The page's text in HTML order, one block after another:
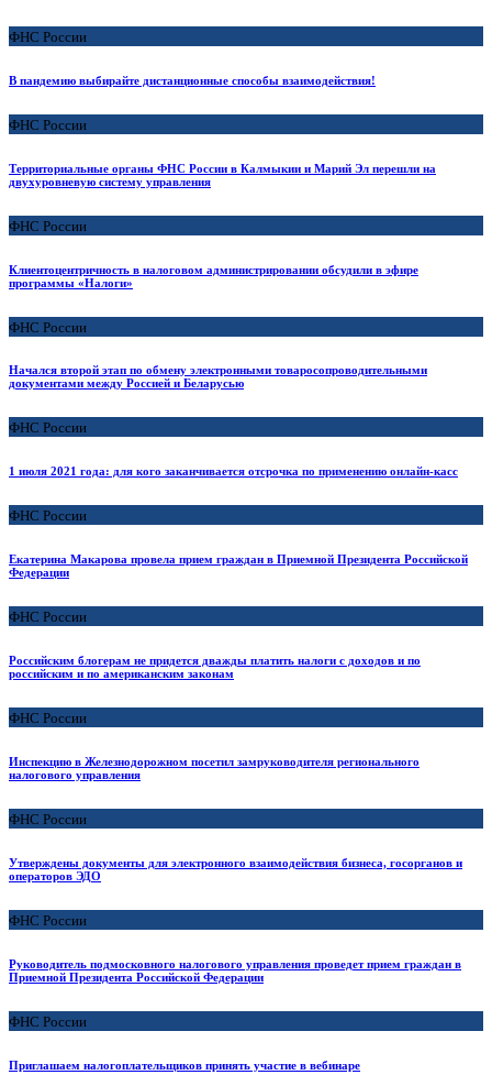
ФНС России
В пандемию выбирайте дистанционные способы взаимодействия!
ФНС России
Территориальные органы ФНС России в Калмыкии и Марий Эл перешли на
двухуровневую систему управления
ФНС России
Клиентоцентричность в налоговом администрировании обсудили в эфире
программы «Налоги»
ФНС России
Начался второй этап по обмену электронными товаросопроводительными
документами между Россией и Беларусью
ФНС России
1 июля 2021 года: для кого заканчивается отсрочка по применению онлайн-касс
ФНС России
Екатерина Макарова провела прием граждан в Приемной Президента Российской
Федерации
ФНС России
Российским блогерам не придется дважды платить налоги с доходов и по
российским и по американским законам
ФНС России
Инспекцию в Железнодорожном посетил замруководителя регионального
налогового управления
ФНС России
Утверждены документы для электронного взаимодействия бизнеса, госорганов и
операторов ЭДО
ФНС России
Руководитель подмосковного налогового управления проведет прием граждан в
Приемной Президента Российской Федерации
ФНС России
Приглашаем налогоплательщиков принять участие в вебинаре